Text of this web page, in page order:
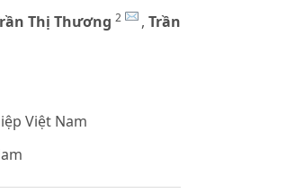
Thị Thương 2 , Trần
Việt Nam